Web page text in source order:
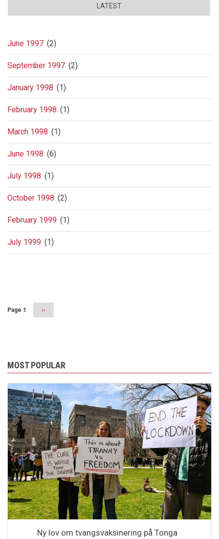
LATEST
June 1997 (2)
September 1997 (2)
January 1998 (1)
February 1998 (1)
March 1998 (1)
June 1998 (6)
July 1998 (1)
October 1998 (2)
February 1999 (1)
July 1999 (1)
Page 1
Next
page
››
MOST POPULAR
Ny lov om tvangsvaksinering på Tonga